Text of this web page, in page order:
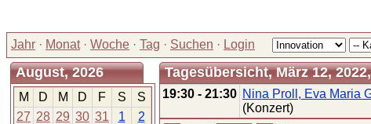
Jahr · Monat· Woche · Tag · Suchen · Login
August, 2026
M D M D F S
S
27 28 29 30 31 1
2
Tagesübersicht, März 12,
19:30 - 21:30 Nina Proll, Eva Maria
(Konzert)